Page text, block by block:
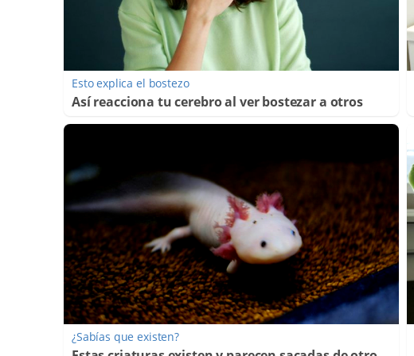
Esto explica el bostezo
Así reacciona tu cerebro al ver bostezar a otros
¿Sabías que existen?